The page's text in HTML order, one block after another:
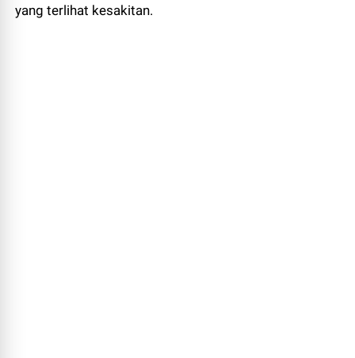
yang terlihat kesakitan.